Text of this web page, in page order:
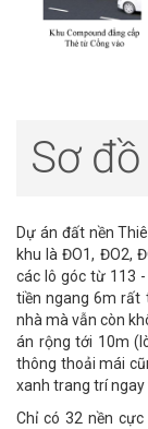
Sơ
Dự án đất nền
khu là ĐO1, ĐO2,
các lô góc từ 113
tiền ngang 6m rất
nhà mà vẫn còn
án rộng tới 10m
thông thoải mái
xanh trang trí ngay
Chỉ có 32 nền